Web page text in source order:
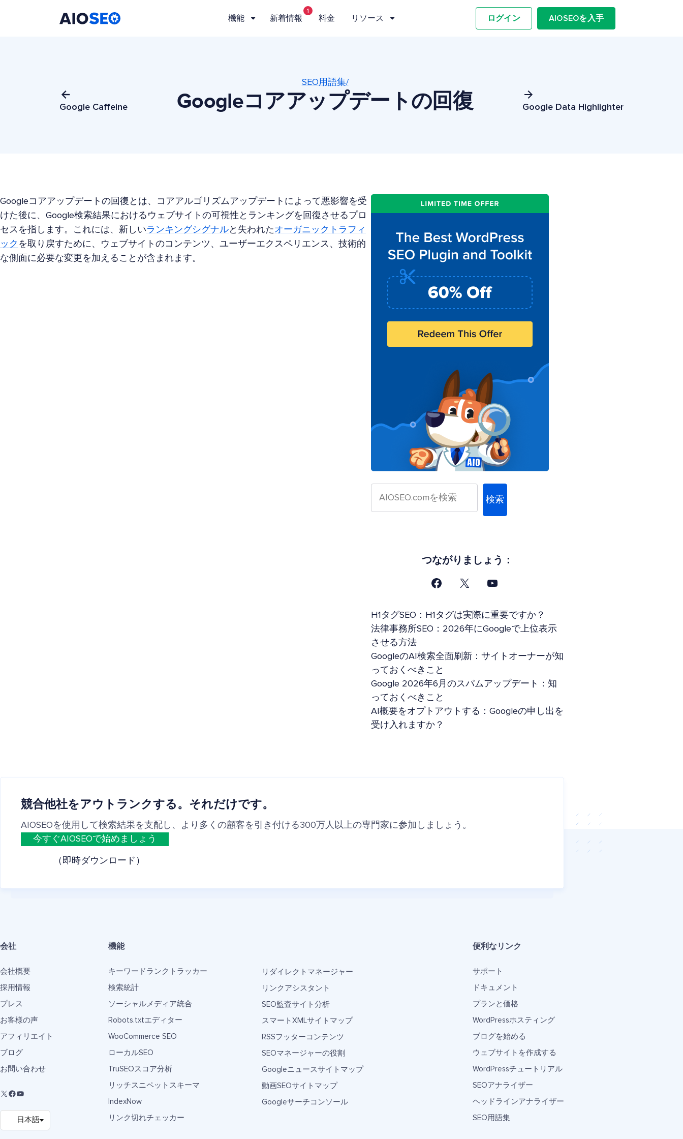
機能 新着情報
1
料金 リソース ログイン AIOSEOを入手
Google Caffeine
SEO用語集/
Googleコアアップデートの回復 Google Data Highlighter
Googleコアアップデートの回復とは、コアアルゴリズムアップデートによって悪影響を受
けた後に、Google検索結果におけるウェブサイトの可視性とランキングを回復させるプロ
セスを指します。これには、新しいランキングシグナルと失われたオーガニックトラフィ
ック を取り戻すために、ウェブサイトのコンテンツ、ユーザーエクスペリエンス、技術的
な側面に必要な変更を加えることが含まれます。
検索
つながりましょう：
H1タグSEO：H1タグは実際に重要ですか？
法律事務所SEO：2026年にGoogleで上位表示
させる方法
GoogleのAI検索全面刷新：サイトオーナーが知
っておくべきこと
Google 2026年6月のスパムアップデート：知
っておくべきこと
AI概要をオプトアウトする：Googleの申し出を
受け入れますか？
競合他社をアウトランクする。それだけです。
AIOSEOを使用して検索結果を支配し、より多くの顧客を引き付ける300万人以上の専門家に参加しましょう。
今すぐAIOSEOで始めましょう
（即時ダウンロード）
会社
会社概要
採用情報
プレス
お客様の声
アフィリエイト
ブログ
お問い合わせ
機能
キーワードランクトラッカー
検索統計
ソーシャルメディア統合
Robots.txtエディター
WooCommerce SEO
ローカルSEO
TruSEOスコア分析
リッチスニペットスキーマ
IndexNow
リンク切れチェッカー
リダイレクトマネージャー
リンクアシスタント
SEO監査サイト分析
スマートXMLサイトマップ
RSSフッターコンテンツ
SEOマネージャーの役割
Googleニュースサイトマップ
動画SEOサイトマップ
Googleサーチコンソール
便利なリンク
サポート
ドキュメント
プランと価格
WordPressホスティング
ブログを始める
ウェブサイトを作成する
WordPressチュートリアル
SEOアナライザー
ヘッドラインアナライザー
SEO用語集